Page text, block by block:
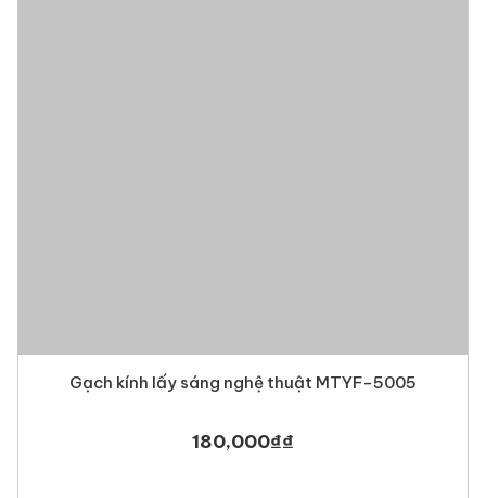
tươi MTGK 00134
Gạch kính lấy sáng nghệ thuật MTYF-5005
180,000₫₫